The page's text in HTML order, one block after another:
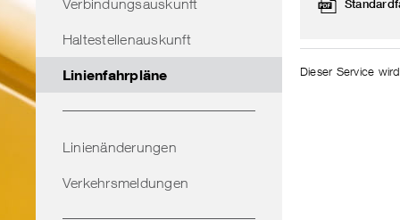
Verbindungsauskunft
Haltestellenauskunft
Linienfahrpläne
Linienänderungen
Verkehrsmeldungen
Dieser Service